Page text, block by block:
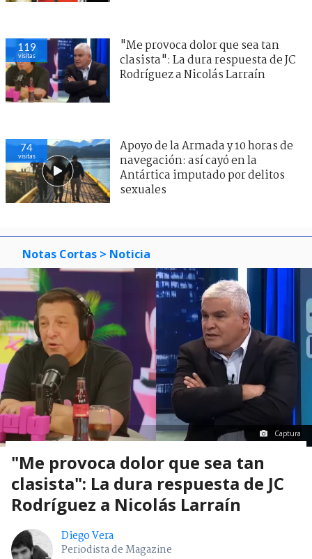
119
visitas
"Me provoca dolor que sea tan
clasista": La dura respuesta de JC
Rodríguez a Nicolás Larraín
74
visitas
Apoyo de la Armada y 10 horas de
navegación: así cayó en la
Antártica imputado por delitos
sexuales
Notas Cortas > Noticia
Captura
"Me provoca dolor que sea tan
clasista": La dura respuesta de JC
Rodríguez a Nicolás Larraín
Diego Vera
Periodista de Magazine